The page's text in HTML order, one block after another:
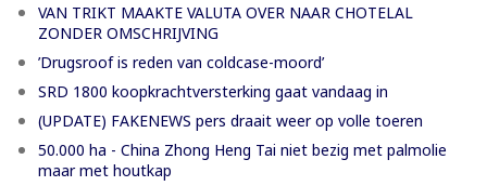
VAN TRIKT MAAKTE VALUTA OVER NAAR CHOTELAL
ZONDER OMSCHRIJVING
’Drugsroof is reden van coldcase-moord’
SRD 1800 koopkrachtversterking gaat vandaag in
(UPDATE) FAKENEWS pers draait weer op volle toeren
50.000 ha - China Zhong Heng Tai niet bezig met palmolie
maar met houtkap